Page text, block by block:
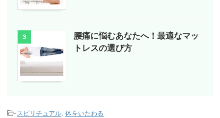
3
腰痛に悩むあなたへ！最適なマッ
トレスの選び方
-スピリチュアル, 体をいたわる